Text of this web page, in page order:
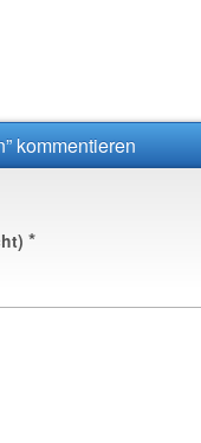
kommentieren
*